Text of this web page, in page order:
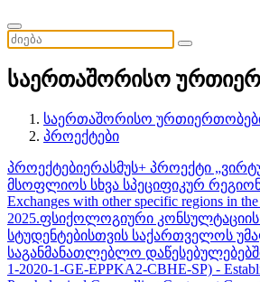
საერთაშორისო
საერთაშორისო
პროექტები
პროექტებიერასმუს+ პროექტი
მსოფლიოს სხვა სპეციფიკურ
Exchanges with other specific regions in
2025.ფსიქოლოგიური კონსულტაციის
სტუდენტებისთვის საქართველოს
საგანმანათლებლო დაწესებულებებში
1-2020-1-GE-EPPKA2-CBHE-SP) -